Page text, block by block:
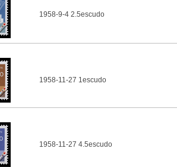
1958-9-4 2.5escudo
1958-11-27 1escudo
1958-11-27 4.5escudo